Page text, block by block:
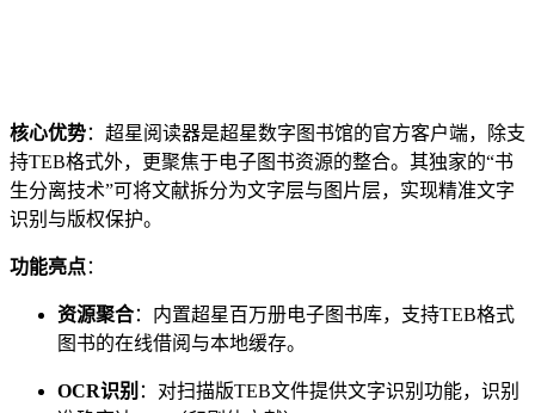
核心优势：超星阅读器是超星数字图书馆的官方客户端，除支
持TEB格式外，更聚焦于电子图书资源的整合。其独家的“书
生分离技术”可将文献拆分为文字层与图片层，实现精准文字
识别与版权保护。
功能亮点：
资源聚合：内置超星百万册电子图书库，支持TEB格式
图书的在线借阅与本地缓存。
OCR识别 ：对扫描版TEB文件提供文字识别功能，识别